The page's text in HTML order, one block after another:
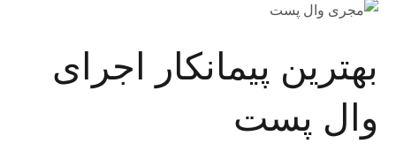
بهترین پیمانکار اجرای
وال پست